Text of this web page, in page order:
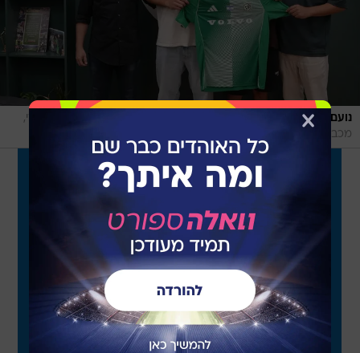
נועם שטייפמן ואדם גרימברג האריכו חוזים במכבי חיפה
אתר רשמי,
מכבי חיפה